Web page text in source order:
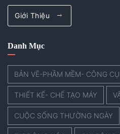
Giới Thiệu
Danh Mục
BẢN VẼ-PHẦM MỀM- CÔNG CỤ
THIẾT KẾ- CHẾ TẠO MÁY
CUỘC SỐNG THƯỜNG NGÀY